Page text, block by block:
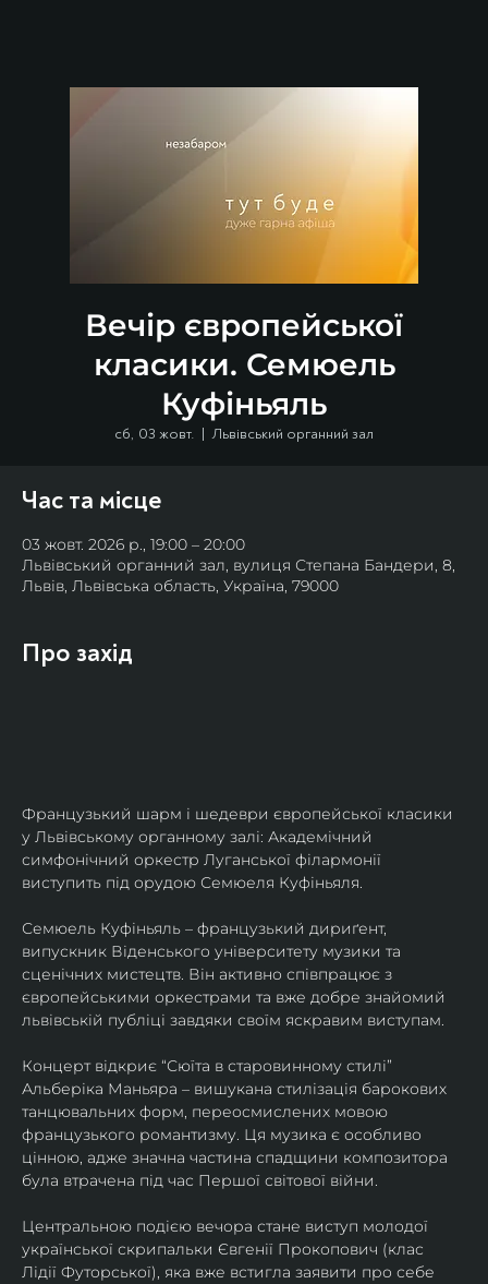
Вечір європейської
класики. Семюель
Куфіньяль
сб, 03 жовт.
  |
Львівський органний зал
Час та місце
03 жовт. 2026 р., 19:00 – 20:00
Львівський органний зал, вулиця Степана Бандери, 8,
Львів, Львівська область, Україна, 79000
Про захід
Французький шарм і шедеври європейської класики
у Львівському органному залі: Академічний
симфонічний оркестр Луганської філармонії
виступить під орудою Семюеля Куфіньяля.
Семюель Куфіньяль – французький дириґент,
випускник Віденського університету музики та
сценічних мистецтв. Він активно співпрацює з
європейськими оркестрами та вже добре знайомий
львівській публіці завдяки своїм яскравим виступам.
Концерт відкриє “Сюїта в старовинному стилі”
Альберіка Маньяра – вишукана стилізація барокових
танцювальних форм, переосмислених мовою
французького романтизму. Ця музика є особливо
цінною, адже значна частина спадщини композитора
була втрачена під час Першої світової війни.
Центральною подією вечора стане виступ молодої
української скрипальки Євгенії Прокопович (клас
Лідії Футорської), яка вже встигла заявити про себе